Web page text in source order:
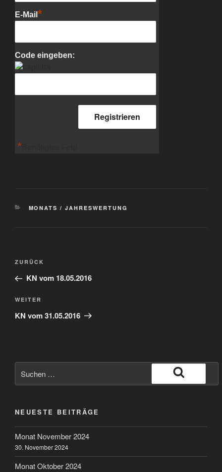
E-Mail *
Code eingeben:
*
KATEGORIEN
MONATS / JAHRESWERTUNG
Beitragsnavigation
Vorheriger
Beitrag
ZURÜCK
KN vom 18.05.2016
Nächster
Beitrag
WEITER
KN vom 31.05.2016
nach:
Suchen
NEUESTE BEITRÄGE
Monat November 2024
30. November 2024
Monat Oktober 2024